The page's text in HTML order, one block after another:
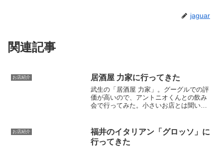
jaguar
関連記事
お店紹介 居酒屋 力家に行ってきた
武生の「居酒屋 力家」。グーグルでの評
価が高いので、アントニオくんとの飲み
会で行ってみた。小さいお店とは聞いて
んだかやってないんだかで、この周辺全
体に異世界に紛れ込んだ...
お店紹介
福井のイタリアン「グロッソ」に
行ってきた